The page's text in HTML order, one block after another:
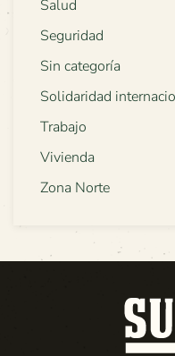
Salud
Seguridad
Sin categoría
Solidaridad
Trabajo
Vivienda
Zona Norte